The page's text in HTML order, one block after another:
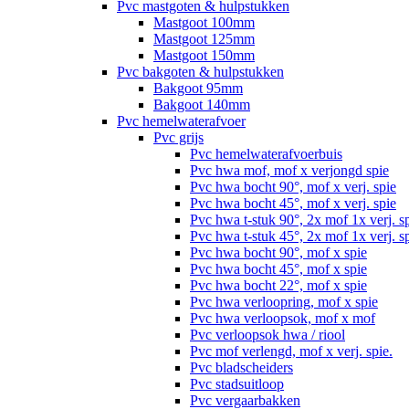
Pvc mastgoten & hulpstukken
Mastgoot 100mm
Mastgoot 125mm
Mastgoot 150mm
Pvc bakgoten & hulpstukken
Bakgoot 95mm
Bakgoot 140mm
Pvc hemelwaterafvoer
Pvc grijs
Pvc hemelwaterafvoerbuis
Pvc hwa mof, mof x verjongd spie
Pvc hwa bocht 90°, mof x verj. spie
Pvc hwa bocht 45°, mof x verj. spie
Pvc hwa t-stuk 90°, 2x mof 1x verj.
Pvc hwa t-stuk 45°, 2x mof 1x verj.
Pvc hwa bocht 90°, mof x spie
Pvc hwa bocht 45°, mof x spie
Pvc hwa bocht 22°, mof x spie
Pvc hwa verloopring, mof x spie
Pvc hwa verloopsok, mof x mof
Pvc verloopsok hwa / riool
Pvc mof verlengd, mof x verj. spie.
Pvc bladscheiders
Pvc stadsuitloop
Pvc vergaarbakken